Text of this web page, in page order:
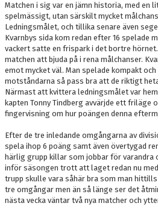
Matchen i sig var en jämn historia, med en
spelmässigt, utan särskilt mycket
Ledningsmålet, och tillika senare även
Kvarnbys sida kom redan efter 16 spelade
vackert satte en frispark i det bortre
matchen att bjuda på i rena målchanser.
emot mycket väl. Man spelade kompakt
motståndarna så pass bra att de riktigt
Närmast att kvittera ledningsmålet var
kapten Tonny Tindberg avvärjde ett friläge
fingervisning om hur poängen denna
Efter de tre inledande omgångarna av
spela ihop 6 poäng samt även övertygad
härlig grupp killar som jobbar för varandra
inför säsongen trott att laget redan nu
trupp skulle vara såhär bra som man
tre omgångar men än så länge ser det
nästa vecka väntar två nya matcher och